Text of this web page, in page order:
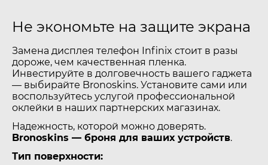
Не экономьте на защите экрана
Замена дисплея телефон Infinix стоит в разы
дороже, чем качественная пленка.
Инвестируйте в долговечность вашего гаджета
— выбирайте Bronoskins. Установите сами или
воспользуйтесь услугой профессиональной
оклейки в наших партнерских магазинах.
Надежность, которой можно доверять.
Bronoskins — броня для ваших устройств.
Тип поверхности: